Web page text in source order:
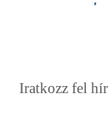
Iratkozz fel